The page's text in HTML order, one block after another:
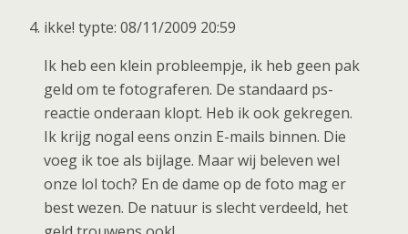
ikke! typte: 08/11/2009 20:59
Ik heb een klein probleempje, ik heb geen pak
geld om te fotograferen. De standaard ps-
reactie onderaan klopt. Heb ik ook gekregen.
Ik krijg nogal eens onzin E-mails binnen. Die
voeg ik toe als bijlage. Maar wij beleven wel
onze lol toch? En de dame op de foto mag er
best wezen. De natuur is slecht verdeeld, het